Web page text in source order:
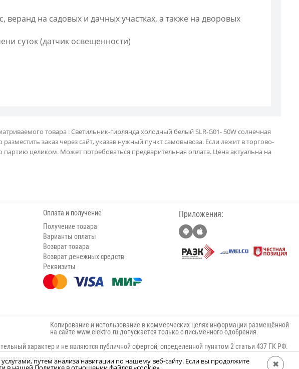
веранд на садовых и дачных участках, а также на дворовых
суток (датчик освещенности)
товара : Светильник-гирлянда холодный белый SLR-G01- 50W солнечная
заказ через сайт, указав нужный пункт самовывоза. Если лежит в торгово-
целиком. Может потребоваться предварительная оплата. Цена актуальна на
путем анализа навигации по нашему веб-сайту. Если вы продолжите ✖
Оплата и получение
Получение товара
Варианты оплаты
Возврат товара
Возврат денежных средств
Реквизиты
Приложения:
Копирование и использование в коммерческих целях информации размещённой
на сайте www.elektro.ru допускается только с письменного одобрения.
характер и не являются публичной офертой, определенной пунктом 2 статьи 437 ГК РФ.
персональных данных